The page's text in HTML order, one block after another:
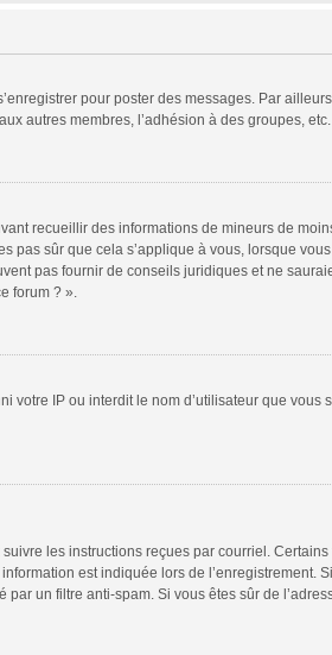
pour poster des messages. Par
autres membres, l’adhésion à des groupes,
recueillir des informations de mineurs de
pas sûr que cela s’applique à vous, lorsque
pas fournir de conseils juridiques et ne
forum ? ».
IP ou interdit le nom d’utilisateur que
les instructions reçues par courriel.
est indiquée lors de l’enregistrement.
un filtre anti-spam. Si vous êtes sûr de